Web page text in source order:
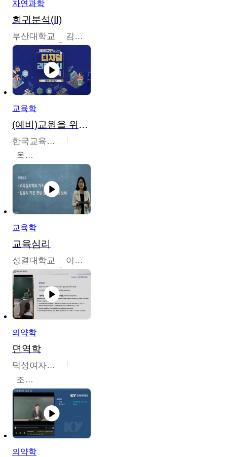
자연과학
회귀분석(II)
부산대학교 김충락
교육학
(예비)교원을 위한 디지털 리터러시 교육
한국교육학술정보원
옥현진
교육학
교육심리
성결대학교 이수경
의약학
면역학
덕성여자대학교
조효선
의약학